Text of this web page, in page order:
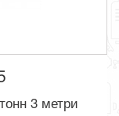
3 метри